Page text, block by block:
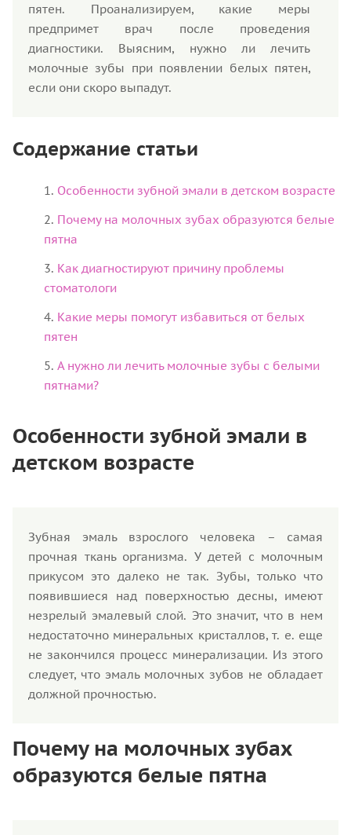
пятен. Проанализируем, какие меры
предпримет врач после проведения
диагностики. Выясним, нужно ли лечить
молочные зубы при появлении белых пятен,
если они скоро выпадут.
Содержание статьи
Особенности зубной эмали в детском возрасте
Почему на молочных зубах образуются белые
пятна
Как диагностируют причину проблемы
стоматологи
Какие меры помогут избавиться от белых
пятен
А нужно ли лечить молочные зубы с белыми
пятнами?
Особенности зубной эмали в
детском возрасте
Зубная эмаль взрослого человека – самая
прочная ткань организма. У детей с молочным
прикусом это далеко не так. Зубы, только что
появившиеся над поверхностью десны, имеют
незрелый эмалевый слой. Это значит, что в нем
недостаточно минеральных кристаллов, т. е. еще
не закончился процесс минерализации. Из этого
следует, что эмаль молочных зубов не обладает
должной прочностью.
Почему на молочных зубах
образуются белые пятна